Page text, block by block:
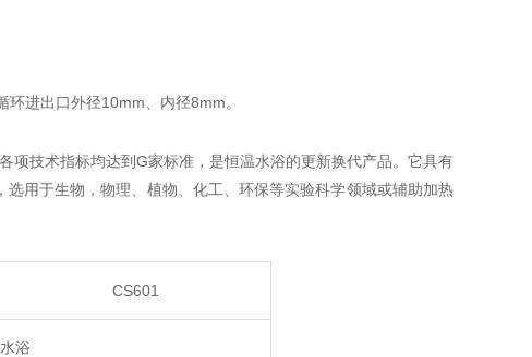
环进出口外径10mm、内径8mm。
项技术指标均达到 G家标准，是恒温水浴的更新换代产品。它具有
用于生物，物理、植物、化工、环保等实验科学领域或辅助加热
CS601
浴